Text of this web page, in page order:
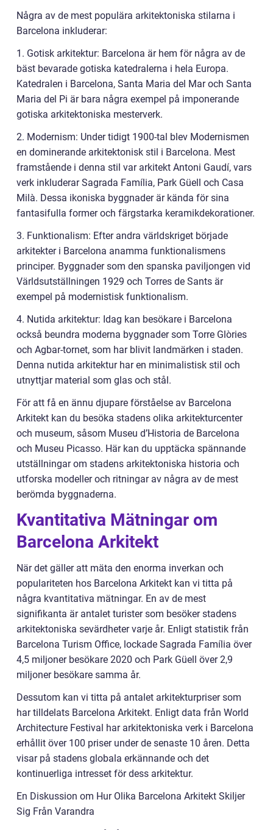
Några av de mest populära arkitektoniska stilarna i
Barcelona inkluderar:
1. Gotisk arkitektur: Barcelona är hem för några av de
bäst bevarade gotiska katedralerna i hela Europa.
Katedralen i Barcelona, Santa Maria del Mar och Santa
Maria del Pi är bara några exempel på imponerande
gotiska arkitektoniska mesterverk.
2. Modernism: Under tidigt 1900-tal blev Modernismen
en dominerande arkitektonisk stil i Barcelona. Mest
framstående i denna stil var arkitekt Antoni Gaudí, vars
verk inkluderar Sagrada Família, Park Güell och Casa
Milà. Dessa ikoniska byggnader är kända för sina
fantasifulla former och färgstarka keramikdekorationer.
3. Funktionalism: Efter andra världskriget började
arkitekter i Barcelona anamma funktionalismens
principer. Byggnader som den spanska paviljongen vid
Världsutställningen 1929 och Torres de Sants är
exempel på modernistisk funktionalism.
4. Nutida arkitektur: Idag kan besökare i Barcelona
också beundra moderna byggnader som Torre Glòries
och Agbar-tornet, som har blivit landmärken i staden.
Denna nutida arkitektur har en minimalistisk stil och
utnyttjar material som glas och stål.
För att få en ännu djupare förståelse av Barcelona
Arkitekt kan du besöka stadens olika arkitekturcenter
och museum, såsom Museu d’Historia de Barcelona
och Museu Picasso. Här kan du upptäcka spännande
utställningar om stadens arkitektoniska historia och
utforska modeller och ritningar av några av de mest
berömda byggnaderna.
Kvantitativa Mätningar om
Barcelona Arkitekt
När det gäller att mäta den enorma inverkan och
populariteten hos Barcelona Arkitekt kan vi titta på
några kvantitativa mätningar. En av de mest
signifikanta är antalet turister som besöker stadens
arkitektoniska sevärdheter varje år. Enligt statistik från
Barcelona Turism Office, lockade Sagrada Família över
4,5 miljoner besökare 2020 och Park Güell över 2,9
miljoner besökare samma år.
Dessutom kan vi titta på antalet arkitekturpriser som
har tilldelats Barcelona Arkitekt. Enligt data från World
Architecture Festival har arkitektoniska verk i Barcelona
erhållit över 100 priser under de senaste 10 åren. Detta
visar på stadens globala erkännande och det
kontinuerliga intresset för dess arkitektur.
En Diskussion om Hur Olika Barcelona Arkitekt Skiljer
Sig Från Varandra